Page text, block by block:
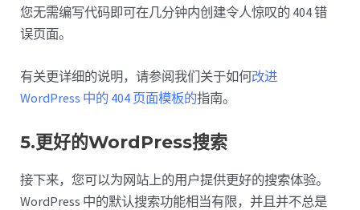
您无需编写代码即可在几分钟内创建令人惊叹的 404 错
误页面。
有关更详细的说明，请参阅我们关于如何改进
WordPress 中的 404 页面模板的指南。
5.更好的WordPress搜索
接下来，您可以为网站上的用户提供更好的搜索体验。
WordPress 中的默认搜索功能相当有限，并且并不总是